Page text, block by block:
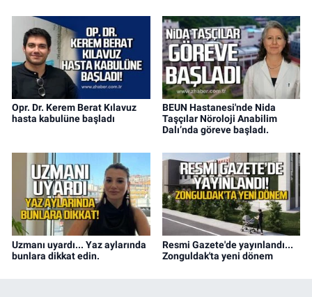
Opr. Dr. Kerem Berat Kılavuz
hasta kabulüne başladı
BEUN Hastanesi'nde Nida
Taşçılar Nöroloji Anabilim
Dalı’nda göreve başladı.
Uzmanı uyardı... Yaz aylarında
bunlara dikkat edin.
Resmi Gazete'de yayınlandı...
Zonguldak'ta yeni dönem